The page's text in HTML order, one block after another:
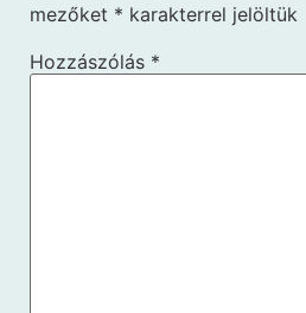
mezőket * karakterrel jelöltük
Hozzászólás *